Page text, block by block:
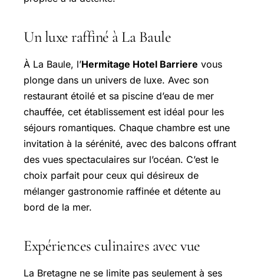
Un luxe raffiné à La Baule
À La Baule, l’Hermitage Hotel Barriere vous
plonge dans un univers de luxe. Avec son
restaurant étoilé et sa piscine d’eau de mer
chauffée, cet établissement est idéal pour les
séjours romantiques. Chaque chambre est une
invitation à la sérénité, avec des balcons offrant
des vues spectaculaires sur l’océan. C’est le
choix parfait pour ceux qui désireux de
mélanger gastronomie raffinée et détente au
bord de la mer.
Expériences culinaires avec vue
La Bretagne ne se limite pas seulement à ses